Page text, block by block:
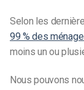
Selon les
99 % des
moins un ou
Nous pouvons